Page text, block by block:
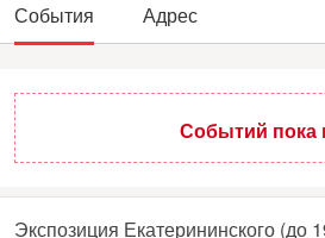
События Адрес
Событий пока
Экспозиция Екатерининского (до